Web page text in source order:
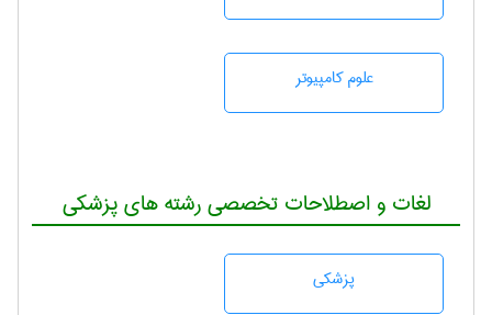
علوم کامپیوتر
لغات و اصطلاحات تخصصی رشته های پزشکی
پزشكی